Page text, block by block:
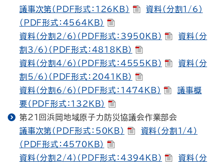
議事次第（PDF形式：126KB）
資料（分割1/6）
（PDF形式：4564KB）
資料（分割2/6）（PDF形式：3950KB）
資料（分
割3/6）（PDF形式：4818KB）
資料（分割4/6）（PDF形式：4555KB）
資料（分
割5/6）（PDF形式：2041KB）
資料（分割6/6）（PDF形式：1474KB）
議事概
要（PDF形式：132KB）
第21回浜岡地域原子力防災協議会作業部会
議事次第（PDF形式：50KB）
資料（分割1/4）
（PDF形式：4570KB）
資料（分割2/4）（PDF形式：4394KB）
資料（分